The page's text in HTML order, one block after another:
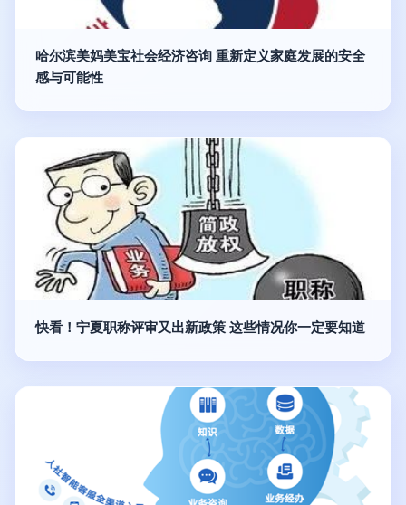
哈尔滨美妈美宝社会经济咨询 重新定义家庭发展的安全
感与可能性
快看！宁夏职称评审又出新政策 这些情况你一定要知道